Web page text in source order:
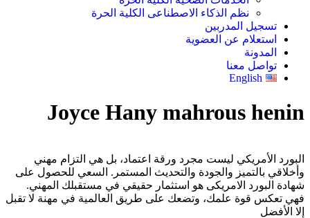
نظم الذكاء الاصطناعى الكلية الحرة
تسجيل المدربين
استعلام عن العضوية
المدونة
تواصل معنا
English
Joyce Hany mahrous henin
البورد الأمريكي ليست مجرد ورقة اعتماد، بل هي التزام مهني
وأخلاقي بالتميز والجودة والتحديث المستمر. السعي للحصول على
شهادة البورد الامريكى هو استثمار حقيقي في مستقبلك المهني.
فهي تعكس قوة علمك، وتضعك على طريق العالمية في مهنة لا تقبل
إلا الأفضل